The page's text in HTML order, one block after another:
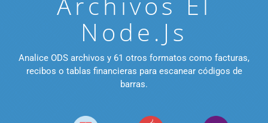
Node.js
Analice ODS archivos y 61 otros formatos como facturas,
recibos o tablas financieras para escanear códigos de
barras.